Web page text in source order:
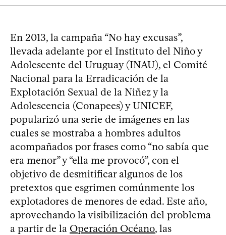
En 2013, la campaña “No hay excusas”,
llevada adelante por el Instituto del Niño y
Adolescente del Uruguay (INAU), el Comité
Nacional para la Erradicación de la
Explotación Sexual de la Niñez y la
Adolescencia (Conapees) y UNICEF,
popularizó una serie de imágenes en las
cuales se mostraba a hombres adultos
acompañados por frases como “no sabía que
era menor” y “ella me provocó”, con el
objetivo de desmitificar algunos de los
pretextos que esgrimen comúnmente los
explotadores de menores de edad. Este año,
aprovechando la visibilización del problema
a partir de la Operación Océano, las